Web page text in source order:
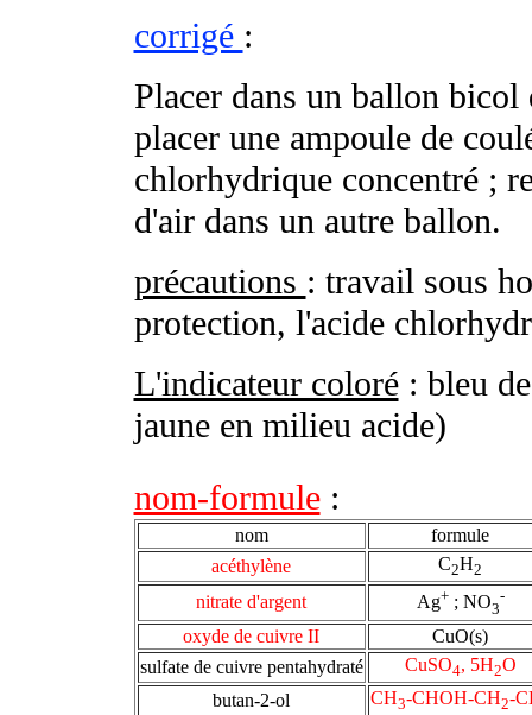
corrigé :
Placer dans un ballon
placer une ampoule de
chlorhydrique concentré ;
d'air dans un autre ballon.
précautions : travail sous
protection, l'acide
L'indicateur coloré: bleu
jaune en milieu acide)
nom-formule:
nom
formule
acéthylène
C2H2
nitrate d'argent Ag+; NO3
-
oxyde de cuivre II
CuO(s)
sulfate de cuivre pentahydraté
CuSO4, 5H2O
butan-2-ol
CH3-CHOH-CH2-